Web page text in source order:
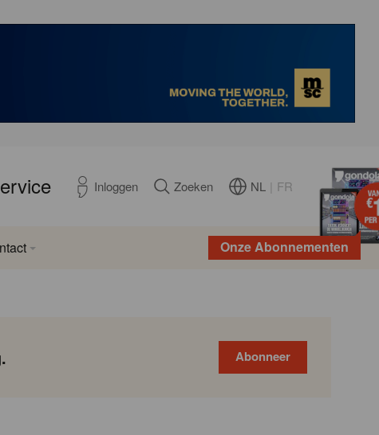
Inloggen Zoeken NL FR
Onze Abonnementen
Abonneer